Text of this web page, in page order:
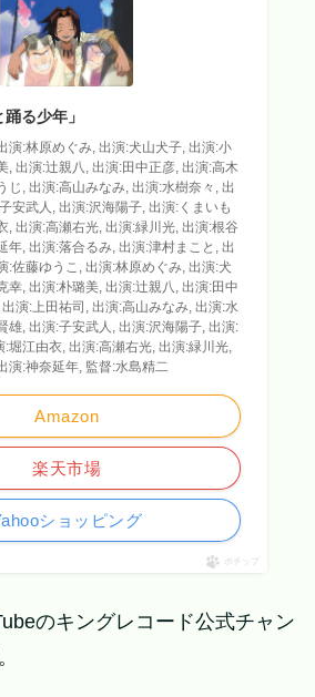
る少年」
演:林原めぐみ, 出演:犬山犬子, 出演:小
, 出演:辻親八, 出演:田中正彦, 出演:高木
じ, 出演:高山みなみ, 出演:水樹奈々, 出
安武人, 出演:沢海陽子, 出演:くまいも
, 出演:高瀬右光, 出演:緑川光, 出演:根谷
年, 出演:落合るみ, 出演:津村まこと, 出
:佐藤ゆうこ, 出演:林原めぐみ, 出演:犬
幸, 出演:朴璐美, 出演:辻親八, 出演:田中
演:上田祐司, 出演:高山みなみ, 出演:水
雄, 出演:子安武人, 出演:沢海陽子, 出演:
:堀江由衣, 出演:高瀬右光, 出演:緑川光,
演:神奈延年, 監督:水島精二
Amazon
楽天市場
ショッピング
ポチップ
のキングレコード公式チャン